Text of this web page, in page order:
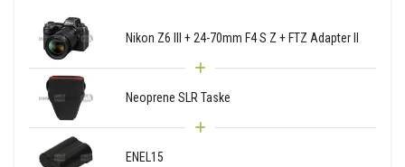
Nikon Z6 III + 24-70mm F4 S Z + FTZ Adapter II
Neoprene SLR Taske
ENEL15